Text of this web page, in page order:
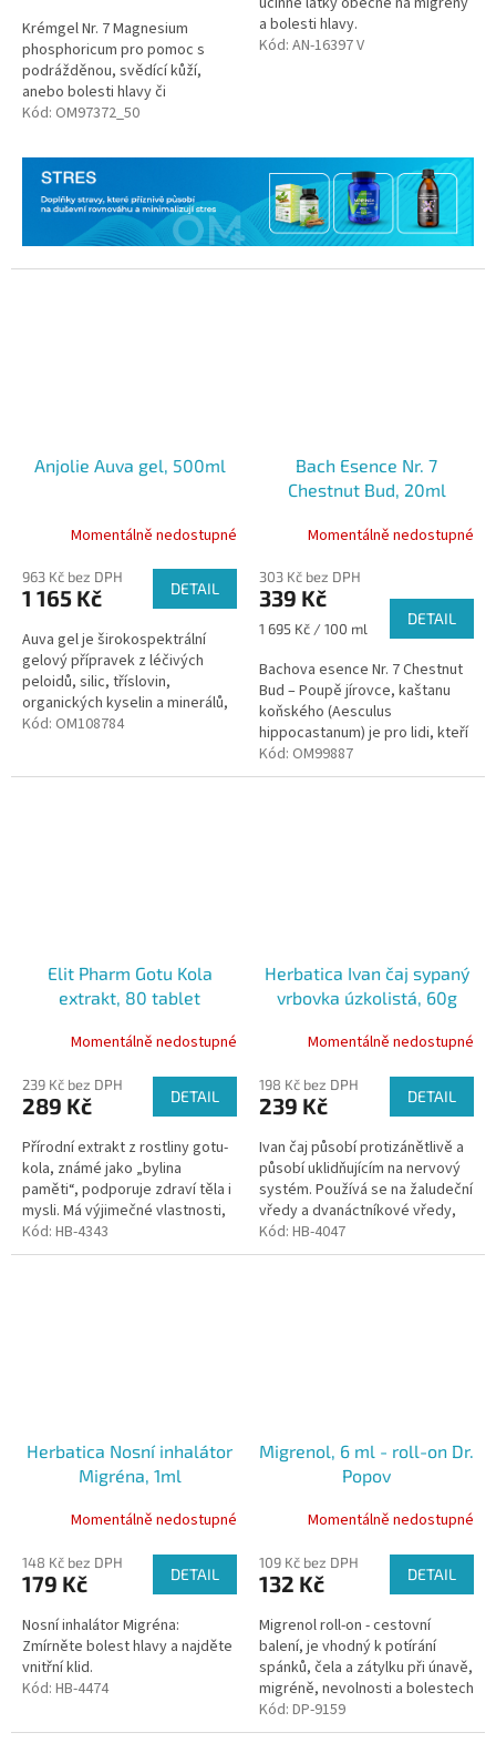
Krémgel Nr. 7 Magnesium
phosphoricum pro pomoc s
podrážděnou, svědící kůží,
anebo bolesti hlavy či
menstuačních bolestech. Ve
Kód: OM97372_50
a bolesti hlavy.
Kód: AN-16397 V
Anjolie Auva gel, 500ml
Momentálně nedostupné
963 Kč bez DPH
1 165 Kč DETAIL
Auva gel je širokospektrální
gelový přípravek z léčivých
peloidů, silic, tříslovin,
organických kyselin a minerálů,
přírodní pryskyřice a rostlinných
Kód: OM108784
Bach Esence Nr. 7
Chestnut Bud, 20ml
Momentálně nedostupné
303 Kč bez DPH
339 Kč
Měrná
1 695 Kč / 100 ml
DETAIL
Bachova esence Nr. 7 Chestnut
Bud – Poupě jírovce, kaštanu
koňského (Aesculus
hippocastanum) je pro lidi, kteří
se nepoučí ze zkušeností, čímž
pokrok v životě není možný.
Kód: OM99887
Elit Pharm Gotu Kola
extrakt, 80 tablet
Momentálně nedostupné
239 Kč bez DPH
289 Kč DETAIL
Přírodní extrakt z rostliny gotu-
kola, známé jako „bylina
paměti“, podporuje zdraví těla i
mysli. Má výjimečné vlastnosti,
je známá svými pozitivními
účinky na zlepšení paměti,...
Kód: HB-4343
Herbatica Ivan čaj sypaný
vrbovka úzkolistá, 60g
Momentálně nedostupné
198 Kč bez DPH
239 Kč DETAIL
Ivan čaj působí protizánětlivě a
působí uklidňujícím na nervový
systém. Používá se na žaludeční
vředy a dvanáctníkové vředy,
zánět žaludku způsobený
zvýšenou kyselostí žaludeční...
Kód: HB-4047
Herbatica Nosní inhalátor
Migréna, 1ml
Momentálně nedostupné
148 Kč bez DPH
179 Kč DETAIL
Nosní inhalátor Migréna:
Zmírněte bolest hlavy a najděte
vnitřní klid.
Kód: HB-4474
Migrenol, 6 ml - roll-on Dr.
Popov
Momentálně nedostupné
109 Kč bez DPH
132 Kč DETAIL
Migrenol roll-on - cestovní
balení, je vhodný k potírání
spánků, čela a zátylku při únavě,
migréně, nevolnosti a bolestech
hlavy. Obsažené přírodní silice,
mentol a kafr...
Kód: DP-9159